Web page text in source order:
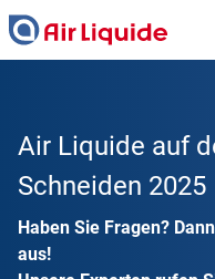
Skip
to
main
Air Liquide auf
Schneiden 2025
Haben Sie Fragen?
aus!